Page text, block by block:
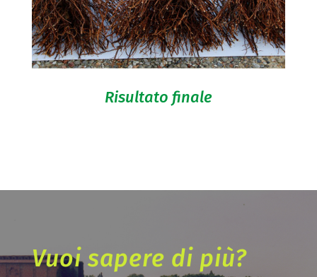
Risultato finale
Vuoi sapere di più?